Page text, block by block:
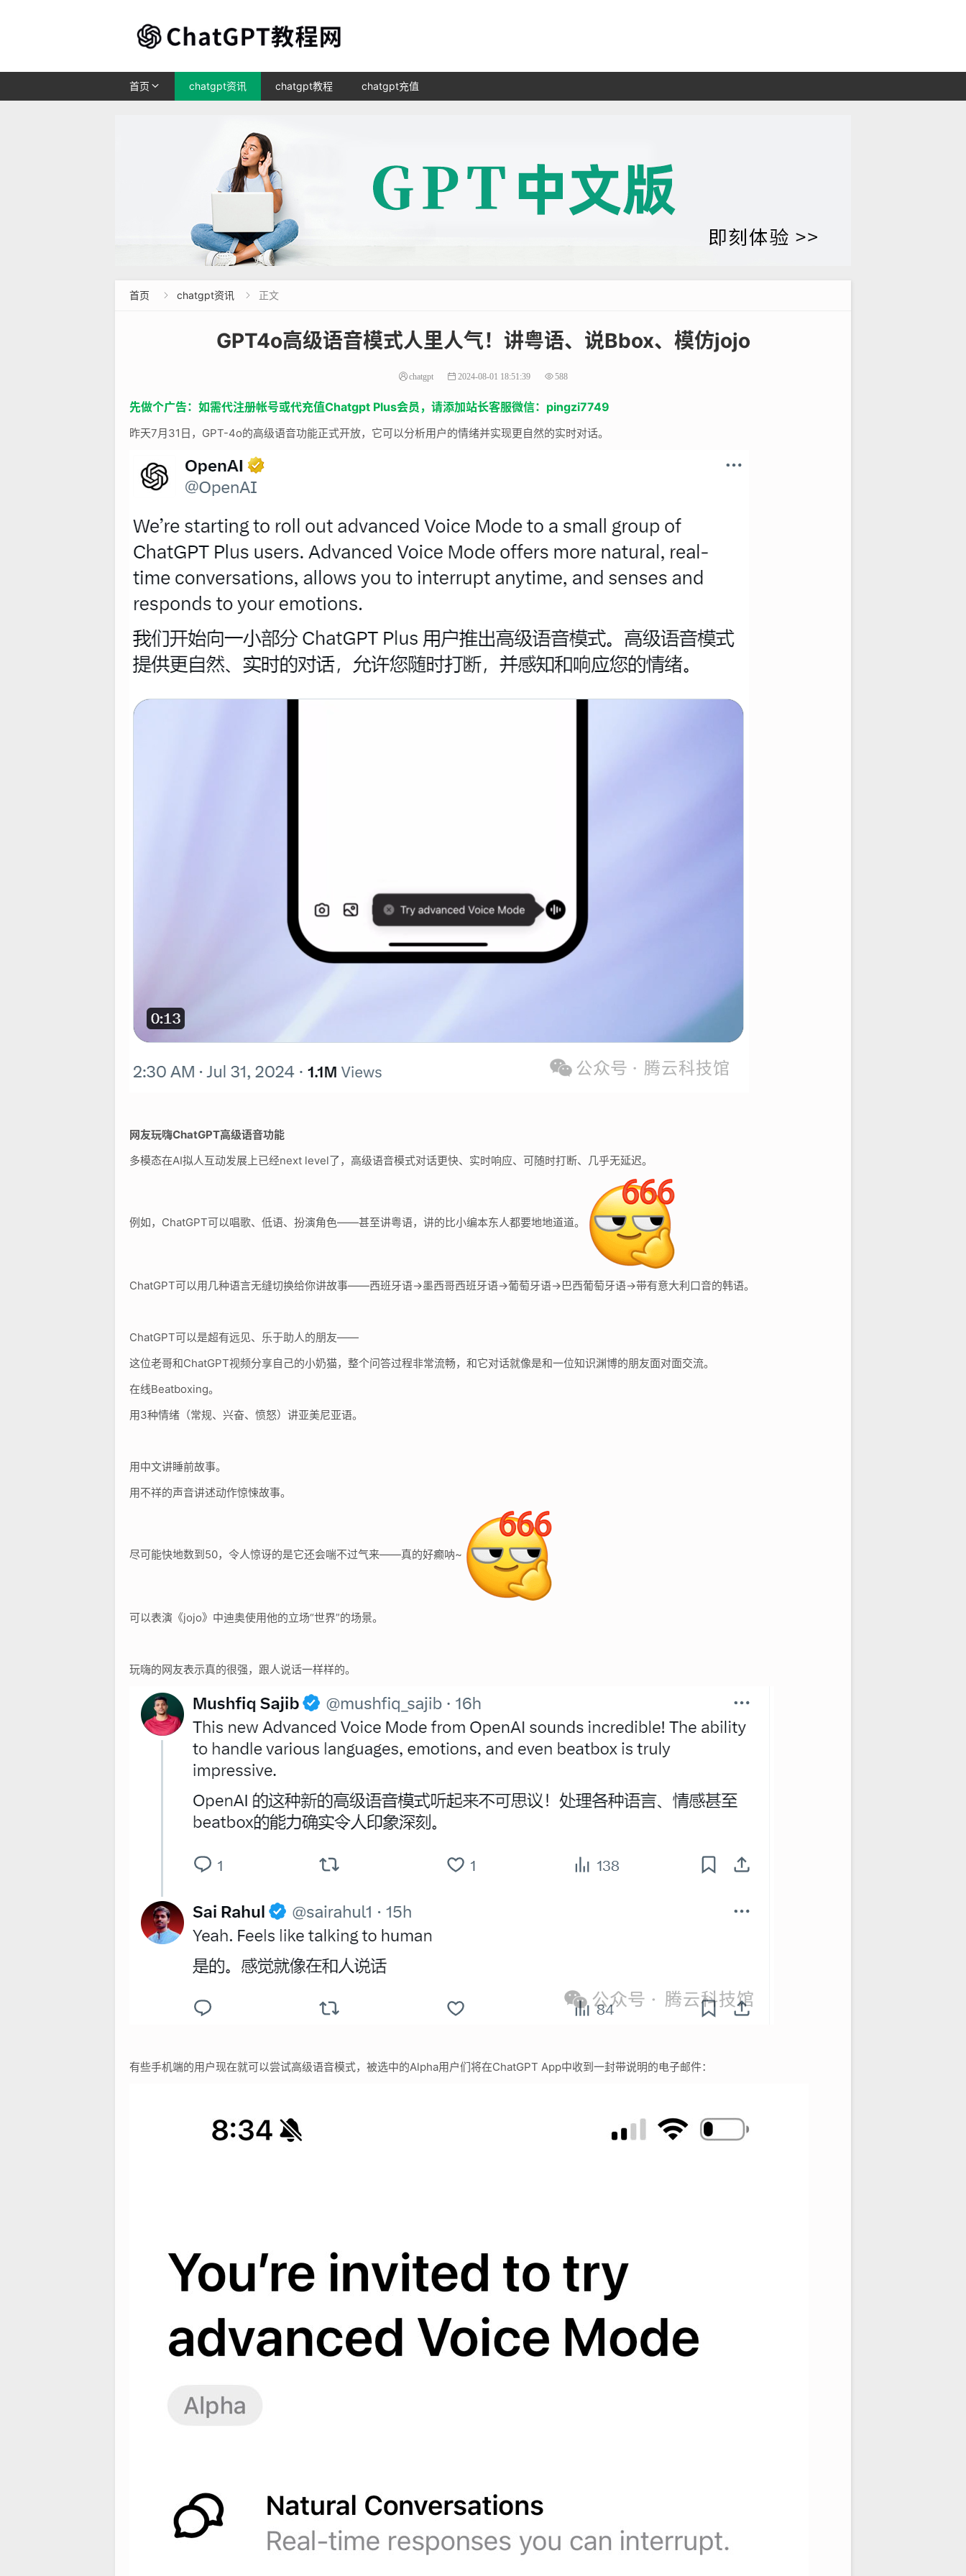
首页 chatgpt资讯 chatgpt教程 chatgpt充值
首页  chatgpt资讯  正文
GPT4o高级语音模式人里人气！讲粤语、说Bbox、模仿jojo
chatgpt 2024-08-01 18:51:39 588
先做个广告：如需代注册帐号或代充值Chatgpt Plus会员，请添加站长客服微信：pingzi7749
昨天7月31日，GPT-4o的高级语音功能正式开放，它可以分析用户的情绪并实现更自然的实时对话。
网友玩嗨ChatGPT高级语音功能
多模态在AI拟人互动发展上已经next level了，高级语音模式对话更快、实时响应、可随时打断、几乎无延迟。
例如，ChatGPT可以唱歌、低语、扮演角色——甚至讲粤语，讲的比小编本东人都要地地道道。
ChatGPT可以用几种语言无缝切换给你讲故事——西班牙语→墨西哥西班牙语→葡萄牙语→巴西葡萄牙语→带有意大利口音的韩语。
ChatGPT可以是超有远见、乐于助人的朋友——
这位老哥和ChatGPT视频分享自己的小奶猫，整个问答过程非常流畅，和它对话就像是和一位知识渊博的朋友面对面交流。
在线Beatboxing。
用3种情绪（常规、兴奋、愤怒）讲亚美尼亚语。
用中文讲睡前故事。
用不祥的声音讲述动作惊悚故事。
尽可能快地数到50，令人惊讶的是它还会喘不过气来——真的好癫呐~
可以表演《jojo》中迪奥使用他的立场“世界”的场景。
玩嗨的网友表示真的很强，跟人说话一样样的。
有些手机端的用户现在就可以尝试高级语音模式，被选中的Alpha用户们将在ChatGPT App中收到一封带说明的电子邮件：